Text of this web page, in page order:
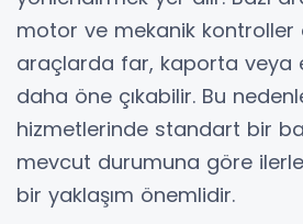
motor ve mekanik kontroller
araçlarda far, kaporta veya
daha öne çıkabilir. Bu
hizmetlerinde standart bir
mevcut durumuna göre
bir yaklaşım önemlidir.